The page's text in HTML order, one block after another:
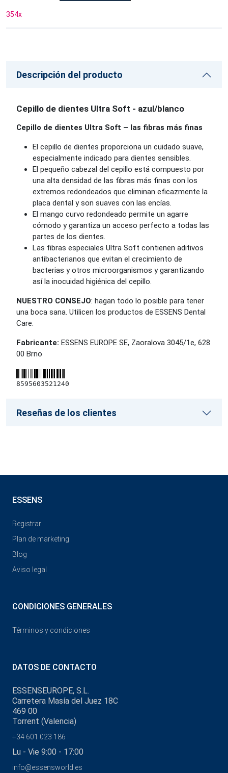
354x
Descripción del producto
Cepillo de dientes Ultra Soft - azul/blanco
Cepillo de dientes Ultra Soft – las fibras más finas
El cepillo de dientes proporciona un cuidado suave,
especialmente indicado para dientes sensibles.
El pequeño cabezal del cepillo está compuesto por
una alta densidad de las fibras más finas con los
extremos redondeados que eliminan eficazmente la
placa dental y son suaves con las encías.
El mango curvo redondeado permite un agarre
cómodo y garantiza un acceso perfecto a todas las
partes de los dientes.
Las fibras especiales Ultra Soft contienen aditivos
antibacterianos que evitan el crecimiento de
bacterias y otros microorganismos y garantizando
así la inocuidad higiénica del cepillo.
NUESTRO CONSEJO: hagan todo lo posible para tener
una boca sana. Utilicen los productos de ESSENS Dental
Care.
Fabricante: ESSENS EUROPE SE, Zaoralova 3045/1e, 628
00 Brno
8595603521240
Reseñas de los clientes
ESSENS
Registrar
Plan de marketing
Blog
Aviso legal
CONDICIONES GENERALES
Términos y condiciones
DATOS DE CONTACTO
ESSENSEUROPE, S.L.
Carretera Masía del Juez 18C
469 00
Torrent (Valencia)
+34 601 023 186
Lu - Vie 9:00 - 17:00
info@essensworld.es